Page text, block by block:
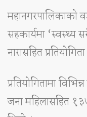
महानगरपालिकाको
सहकार्यमा ‘स्वस्थ्य
नारासहित
प्रतियोगितामा
जना महिलासहित